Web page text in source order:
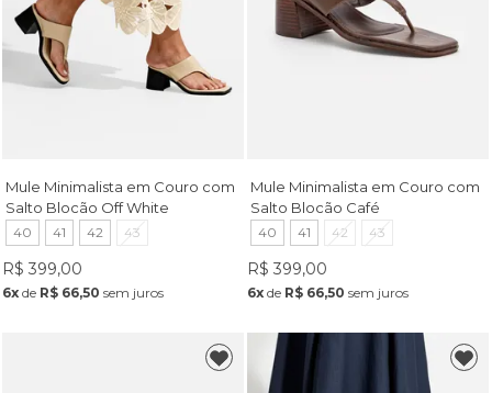
Mule Minimalista em Couro com
Salto Blocão Off White
40 41 42 43
R$ 399,00
6xde R$ 66,50 sem juros
Mule Minimalista em Couro com
Salto Blocão Café
40 41 42 43
R$ 399,00
6x de R$ 66,50 sem juros